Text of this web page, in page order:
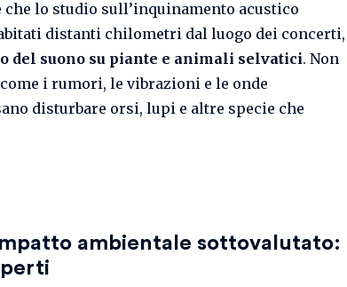
che lo studio sull’inquinamento acustico
distanti chilometri dal luogo dei concerti,
del suono su piante e animali selvatici. Non
i rumori, le vibrazioni e le onde
disturbare orsi, lupi e altre specie che
ambientale sottovalutato: